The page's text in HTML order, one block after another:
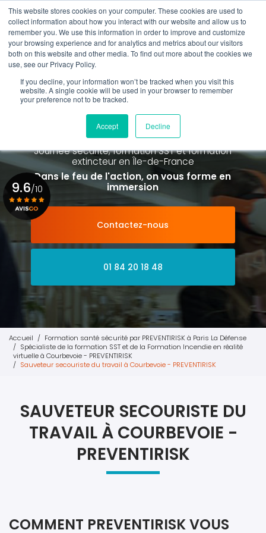
This website stores cookies on your computer. These cookies are used to
collect information about how you interact with our website and allow us to
remember you. We use this information in order to improve and customize
your browsing experience and for analytics and metrics about our visitors
both on this website and other media. To find out more about the cookies we
use, see our Privacy Policy.
If you decline, your information won’t be tracked when you visit this
website. A single cookie will be used in your browser to remember
your preference not to be tracked.
Accept Decline
Aller
au
contenu
principal
01 84 20 18 48
Spécialiste de la formation SST et
de la Formation Incendie
à Paris La Défense depuis 2015
Journée sécurité, formation SST et formation
extincteuren Île-de-France
Dans le feu de l'action, on vous forme en
immersion
Contactez-nous
01 84 20 18 48
9.6/10
Voir le certificat
Accueil
Formation santé sécurité par PREVENTIRISK à Paris La Défense
Spécialiste de la formation SST et de la Formation Incendie en réalité
virtuelle à Courbevoie - PREVENTIRISK
Sauveteur secouriste du travail à Courbevoie - PREVENTIRISK
SAUVETEUR SECOURISTE DU
TRAVAIL À COURBEVOIE -
PREVENTIRISK
COMMENT PREVENTIRISK VOUS